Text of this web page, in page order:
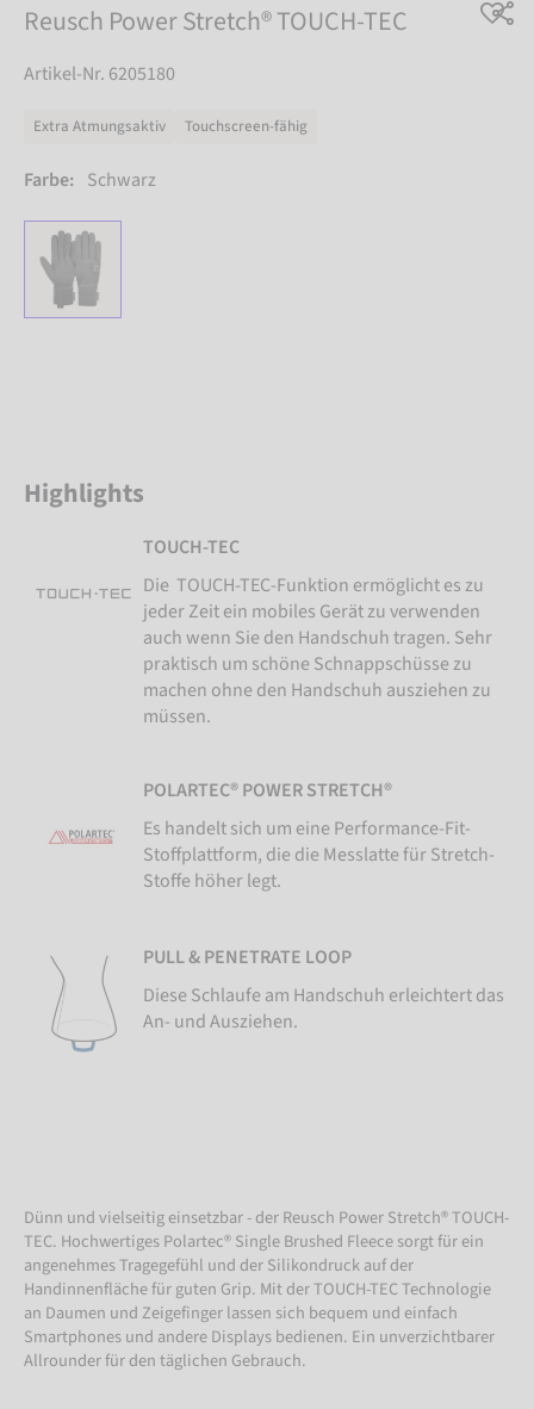
Reusch Power Stretch® TOUCH-TEC
Artikel-Nr. 6205180
Extra Atmungsaktiv Touchscreen-fähig
Farbe: Schwarz
Highlights
TOUCH-TEC
Die TOUCH-TEC-Funktion ermöglicht es zu
jeder Zeit ein mobiles Gerät zu verwenden
auch wenn Sie den Handschuh tragen. Sehr
praktisch um schöne Schnappschüsse zu
machen ohne den Handschuh ausziehen zu
müssen.
POLARTEC® POWER STRETCH®
Es handelt sich um eine Performance-Fit-
Stoffplattform, die die Messlatte für Stretch-
Stoffe höher legt.
PULL & PENETRATE LOOP
Diese Schlaufe am Handschuh erleichtert das
An- und Ausziehen.
Dünn und vielseitig einsetzbar - der Reusch Power Stretch® TOUCH-
TEC. Hochwertiges Polartec® Single Brushed Fleece sorgt für ein
angenehmes Tragegefühl und der Silikondruck auf der
Handinnenfläche für guten Grip. Mit der TOUCH-TEC Technologie
an Daumen und Zeigefinger lassen sich bequem und einfach
Smartphones und andere Displays bedienen. Ein unverzichtbarer
Allrounder für den täglichen Gebrauch.